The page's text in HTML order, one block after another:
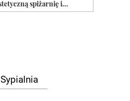
Sypialnia